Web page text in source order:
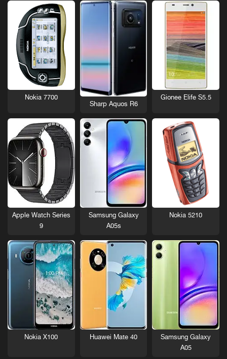
Gionee Elife S5.5
Sharp Aquos R6
Nokia 7700
Nokia 5210
Samsung Galaxy
A05s
Apple Watch Series
9
Samsung Galaxy
A05
Huawei Mate 40
Nokia X100